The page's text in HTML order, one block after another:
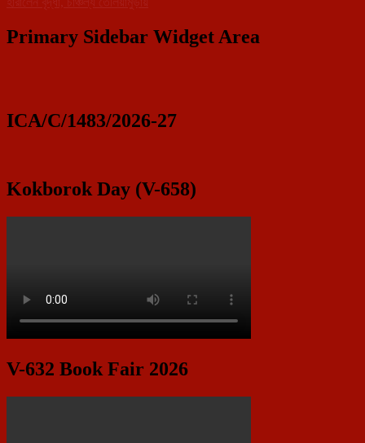
Primary Sidebar Widget Area
ICA/C/1483/2026-27
Kokborok Day (V-658)
V-632 Book Fair 2026